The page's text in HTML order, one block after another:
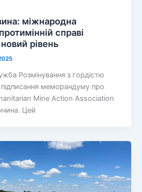
міжнародна
справі
рівень
Розмінування з гордістю
меморандуму про
Mine Action Association
Цей